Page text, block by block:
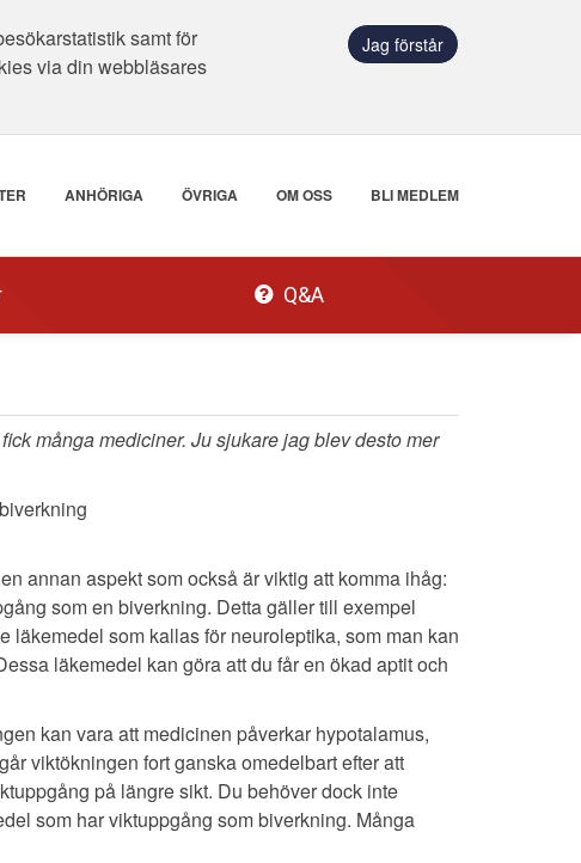
samt för
via din webbläsares
Jag förstår
ANHÖRIGA ÖVRIGA OM OSS BLI MEDLEM
Q&A
många mediciner. Ju sjukare jag blev desto mer
annan aspekt som också är viktig att komma ihåg:
som en biverkning. Detta gäller till exempel
som kallas för neuroleptika, som man kan
läkemedel kan göra att du får en ökad aptit och
kan vara att medicinen påverkar hypotalamus,
viktökningen fort ganska omedelbart efter att
på längre sikt. Du behöver dock inte
som har viktuppgång som biverkning. Många